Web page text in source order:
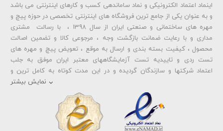
ارسال دیدگاه
اینماد اعتماد الکترونیکی و نماد ساماندهی کسب و کارهای اینترنتی می باشد
و به عنوان یکی از جامع ترین فروشگاه های اینترنتی تخصصی در حوزه پیچ و
مهره های ساختمانی و صنعتی ایران از سال 1398 ، با رسالت مشتری
مداری و با رعایت ضمانت بازگشت وجه ، مرجوعی کالا و تضمین اصالت
محصول ، کیفیت بسته بندی و ارسال به موقع ، تعویض پیچ و مهره های
تست ردی و تاییدیه تست آزمایشگاههای معتبر ایران موفق به جلب
اعتماد شرکتها و سازندگان گردیده و در این مدت کوتاه به کامل ترین و
ومهره آهنی
مهره خشکه کلاس 8 پیچ خشکه 10.9
پیچ خشکه اچ وی HV مهره خشکه اچ وی HV
است . در شرایطی که بین خرید محصولی مردد هستید ، تماس یا پیغام روی
خط واتس اپ شرکت ، شما را به کارشناس مربوطه حتی در ایام تعطیل
نمایش بیشتر